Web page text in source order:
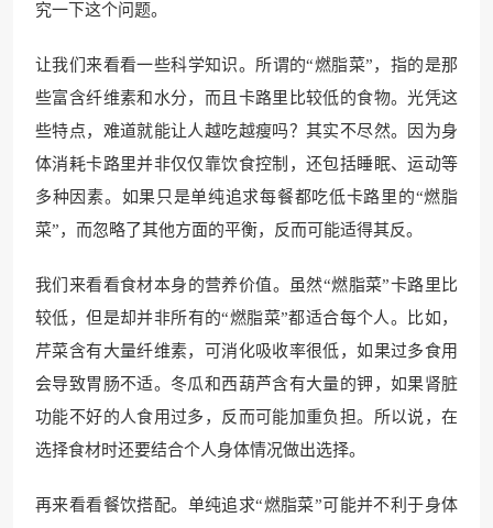
究一下这个问题。
让我们来看看一些科学知识。所谓的“燃脂菜”，指的是那
些富含纤维素和水分，而且卡路里比较低的食物。光凭这
些特点，难道就能让人越吃越瘦吗？其实不尽然。因为身
体消耗卡路里并非仅仅靠饮食控制，还包括睡眠、运动等
多种因素。如果只是单纯追求每餐都吃低卡路里的“燃脂
菜”，而忽略了其他方面的平衡，反而可能适得其反。
我们来看看食材本身的营养价值。虽然“燃脂菜”卡路里比
较低，但是却并非所有的“燃脂菜”都适合每个人。比如，
芹菜含有大量纤维素，可消化吸收率很低，如果过多食用
会导致胃肠不适。冬瓜和西葫芦含有大量的钾，如果肾脏
功能不好的人食用过多，反而可能加重负担。所以说，在
选择食材时还要结合个人身体情况做出选择。
再来看看餐饮搭配。单纯追求“燃脂菜”可能并不利于身体